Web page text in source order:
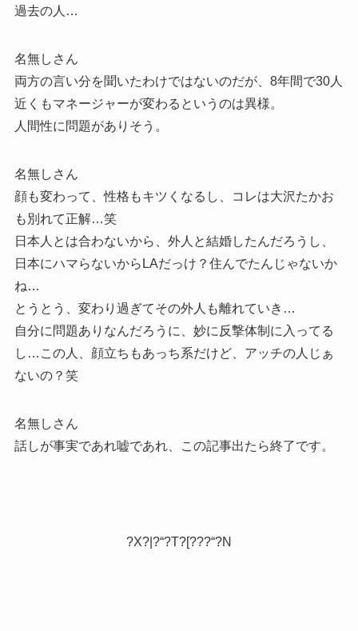
過去の人…
名無しさん
両方の言い分を聞いたわけではないのだが、8年間で30人
近くもマネージャーが変わるというのは異様。
人間性に問題がありそう。
名無しさん
顔も変わって、性格もキツくなるし、コレは大沢たかお
も別れて正解…笑
日本人とは合わないから、外人と結婚したんだろうし、
日本にハマらないからLAだっけ？住んでたんじゃないか
ね…
とうとう、変わり過ぎてその外人も離れていき…
自分に問題ありなんだろうに、妙に反撃体制に入ってる
し…この人、顔立ちもあっち系だけど、アッチの人じぁ
ないの？笑
名無しさん
話しが事実であれ嘘であれ、この記事出たら終了です。
?X?|?“?T?[???“?N